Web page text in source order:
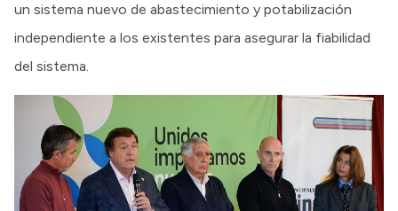
un sistema nuevo de abastecimiento y potabilización
independiente a los existentes para asegurar la fiabilidad
del sistema.